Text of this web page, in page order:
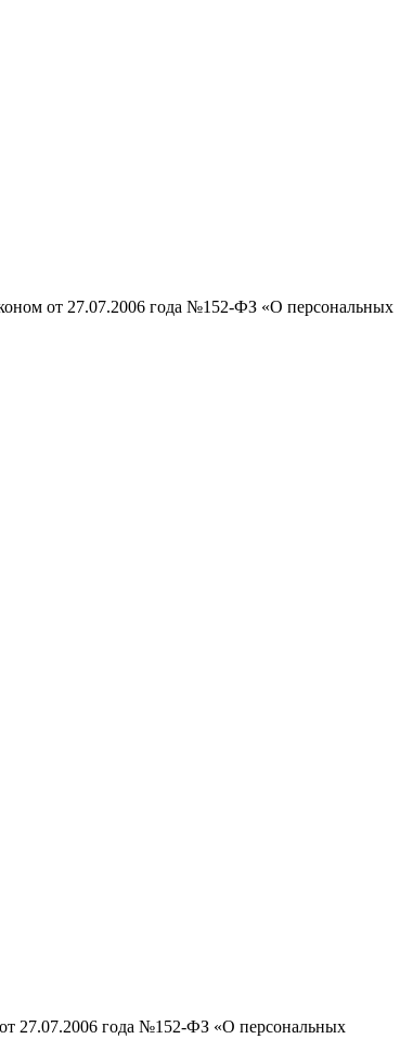
от 27.07.2006 года №152-ФЗ «О персональных
27.07.2006 года №152-ФЗ «О персональных